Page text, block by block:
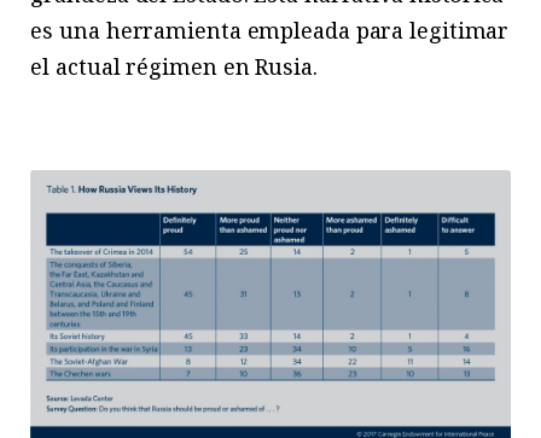
es una herramienta empleada para legitimar
el actual régimen en Rusia.